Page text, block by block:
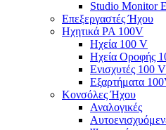
Studio Monitor
Επεξεργαστές Ήχου
Ηχητικά PA 100V
Ηχεία 100 V
Ηχεία Οροφής
Ενισχυτές 100 V
Εξαρτήματα
Κονσόλες Ήχου
Αναλογικές